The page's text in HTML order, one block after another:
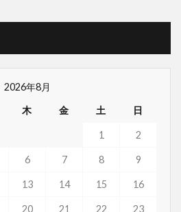
2026年8月
木 金 土 日
1 2
6 7 8 9
13 14 15 16
20 21 22 23